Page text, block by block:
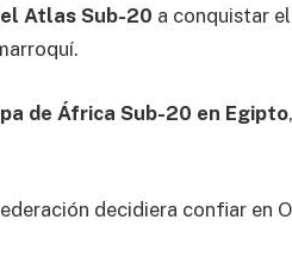
Atlas Sub-20 a conquistar el
de África Sub-20 en Egipto
decidiera confiar en